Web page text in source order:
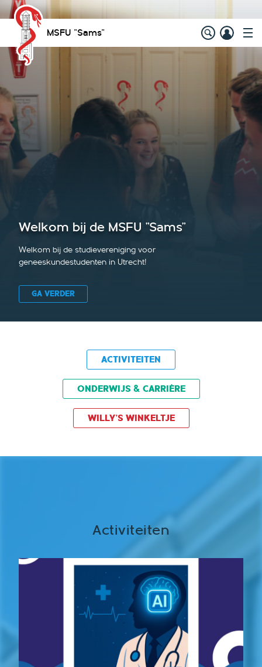
MSFU "Sams"
Welkom bij de MSFU "Sams"
Welkom bij de studievereniging voor
geneeskundestudenten in Utrecht!
GA VERDER
ACTIVITEITEN
ONDERWIJS & CARRIÈRE
WILLY'S WINKELTJE
Activiteiten